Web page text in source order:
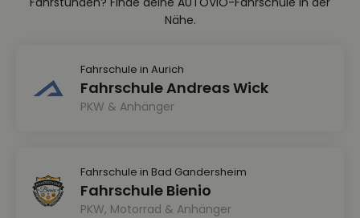
Nähe.
Fahrschule in Aurich
Fahrschule Andreas Wick
PKW & Anhänger
Fahrschule in Bad Gandersheim
Fahrschule Bienio
PKW, Motorrad & Anhänger